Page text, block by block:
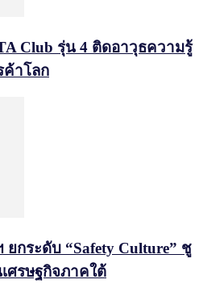
Club รุ่น 4 ติดอาวุธความรู้
ค้าโลก
กระดับ “Safety Culture” ชู
ศรษฐกิจภาคใต้